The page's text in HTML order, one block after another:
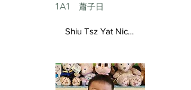
1A1 蕭子日
Shiu Tsz Yat Nicolas